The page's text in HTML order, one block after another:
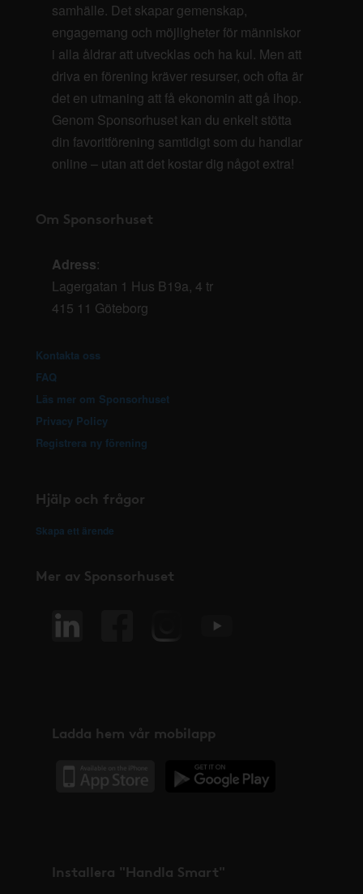
samhälle. Det skapar gemenskap,
engagemang och möjligheter för människor
i alla åldrar att utvecklas och ha kul. Men att
driva en förening kräver resurser, och ofta är
det en utmaning att få ekonomin att gå ihop.
Genom Sponsorhuset kan du enkelt stötta
din favoritförening samtidigt som du handlar
online – utan att det kostar dig något extra!
Om Sponsorhuset
Adress:
Lagergatan 1 Hus B19a, 4 tr
415 11 Göteborg
Kontakta oss
FAQ
Läs mer om Sponsorhuset
Privacy Policy
Registrera ny förening
Hjälp och frågor
Skapa ett ärende
Mer av Sponsorhuset
Ladda hem vår mobilapp
Installera "Handla Smart"